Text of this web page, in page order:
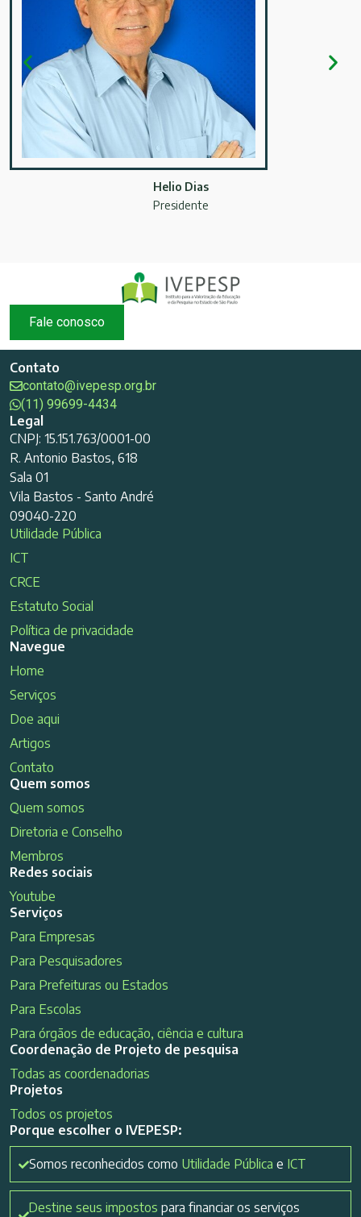
Helio Dias
Presidente
Fale conosco
Contato
contato@ivepesp.org.br
(11) 99699-4434
Legal
CNPJ: 15.151.763/0001-00
R. Antonio Bastos, 618
Sala 01
Vila Bastos - Santo André
09040-220
Utilidade Pública
ICT
CRCE
Estatuto Social
Política de privacidade
Navegue
Home
Serviços
Doe aqui
Artigos
Contato
Quem somos
Quem somos
Diretoria e Conselho
Membros
Redes sociais
Youtube
Serviços
Para Empresas
Para Pesquisadores
Para Prefeituras ou Estados
Para Escolas
Para órgãos de educação, ciência e cultura
Coordenação de Projeto de pesquisa
Todas as coordenadorias
Projetos
Todos os projetos
Porque escolher o IVEPESP:
Somos reconhecidos como Utilidade Pública e ICT
Destine seus impostos para financiar os serviços